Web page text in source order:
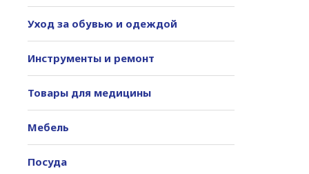
Уход за обувью и одеждой
Инструменты и ремонт
Товары для медицины
Мебель
Посуда